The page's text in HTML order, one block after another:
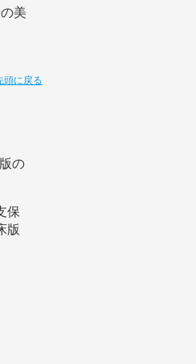
美
頭に戻る
の
保
版